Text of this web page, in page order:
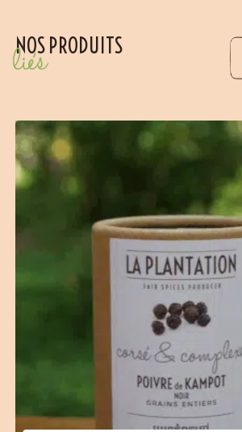
NOS PRODUITS
liés